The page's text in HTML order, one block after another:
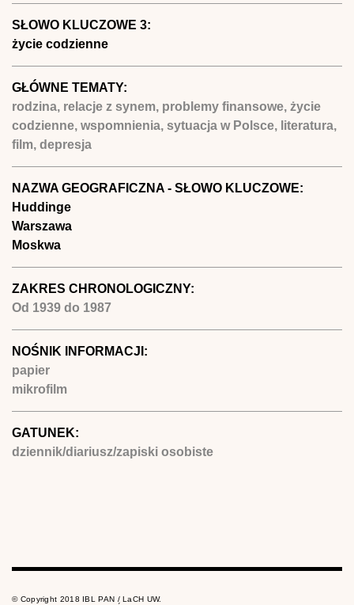
SŁOWO KLUCZOWE 3:
życie codzienne
GŁÓWNE TEMATY:
rodzina, relacje z synem, problemy finansowe, życie
codzienne, wspomnienia, sytuacja w Polsce, literatura,
film, depresja
NAZWA GEOGRAFICZNA - SŁOWO KLUCZOWE:
Huddinge
Warszawa
Moskwa
ZAKRES CHRONOLOGICZNY:
Od 1939 do 1987
NOŚNIK INFORMACJI:
papier
mikrofilm
GATUNEK:
dziennik/diariusz/zapiski osobiste
© Copyright 2018 IBL PAN / LaCH UW.